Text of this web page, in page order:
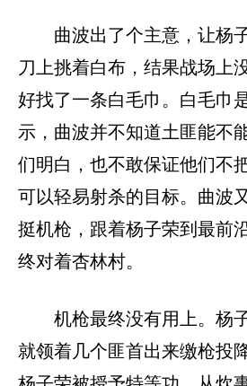
曲波出了个主意，让杨
刀上挑着白布，结果战场上
好找了一条白毛巾。白毛巾
示，曲波并不知道土匪能
们明白，也不敢保证他们不
可以轻易射杀的目标。曲波
挺机枪，跟着杨子荣到最前
终对着杏林村。
机枪最终没有用上。杨
就领着几个匪首出来缴枪投